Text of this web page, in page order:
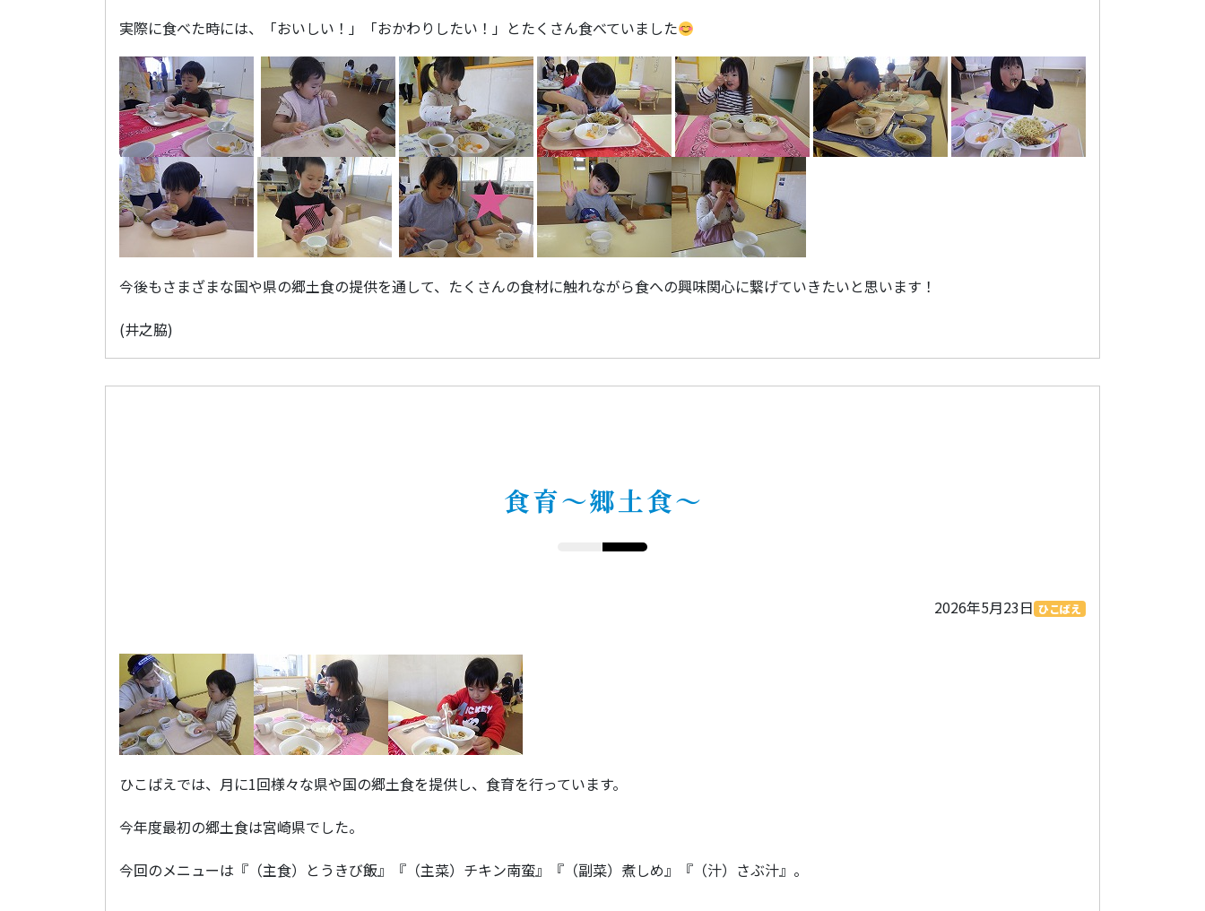
実際に食べた時には、「おいしい！」「おかわりしたい！」とたくさん食べていました
今後もさまざまな国や県の郷土食の提供を通して、たくさんの食材に触れながら食への興味関心に繋げていきたいと思います！
(井之脇)
食育～郷土食～
2026年5月23日 ひこばえ
ひこばえでは、月に1回様々な県や国の郷土食を提供し、食育を行っています。
今年度最初の郷土食は宮崎県でした。
今回のメニューは『（主食）とうきび飯』『（主菜）チキン南蛮』『（副菜）煮しめ』『（汁）さぶ汁』。